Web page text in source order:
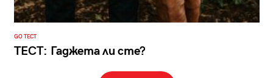
GO ТЕСТ
ТЕСТ: Гаджета ли сте?